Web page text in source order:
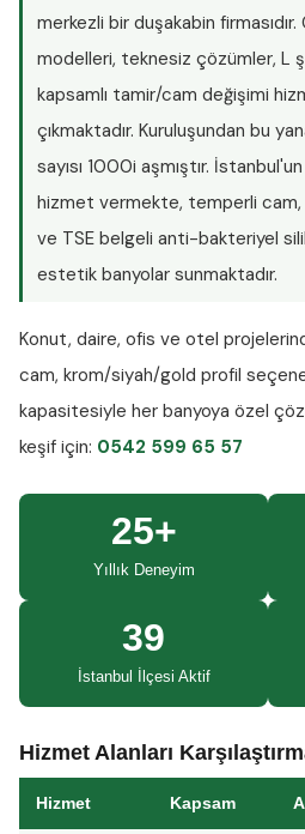
merkezli bir duşakabin
modelleri, teknesiz çözümler, L
kapsamlı tamir/cam değişimi
çıkmaktadır. Kuruluşundan bu
sayısı 1000i aşmıştır.
hizmet vermekte, temperli cam,
ve TSE belgeli anti-bakteriyel
estetik banyolar sunmaktadır.
Konut, daire, ofis ve otel
cam, krom/siyah/gold profil
kapasitesiyle her banyoya özel
keşif için: 0542 599 65 57
25+
Yıllık Deneyim
39
İstanbul İlçesi Aktif
Hizmet Alanları
Hizmet Kapsam